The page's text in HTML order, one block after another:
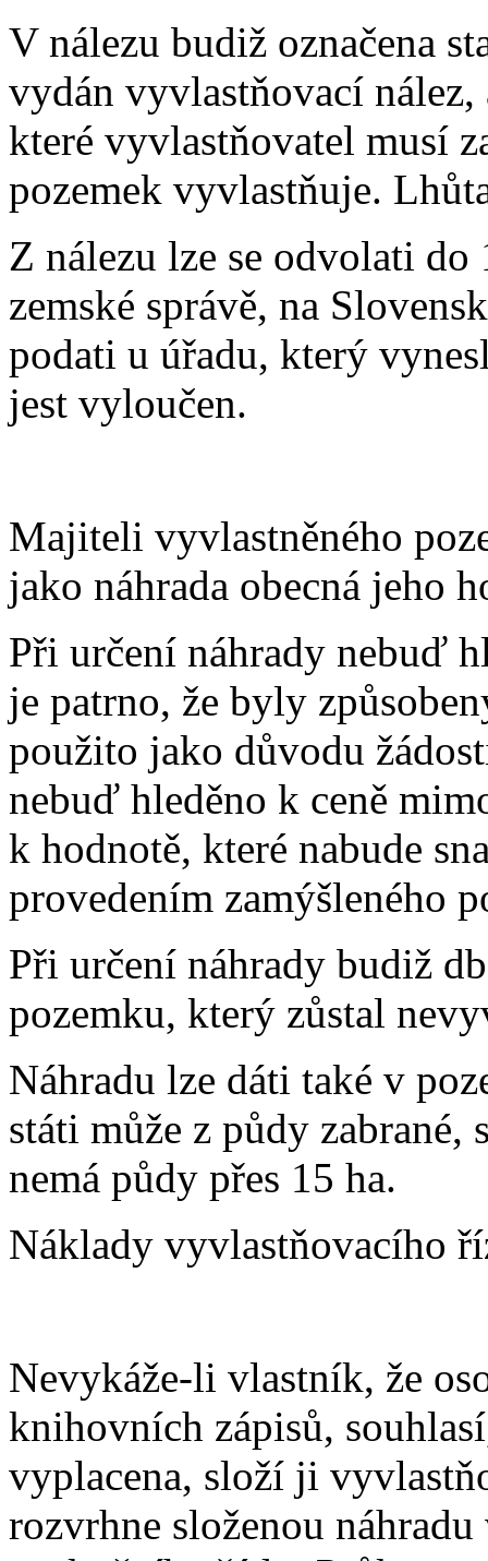
V nálezu budiž označena
vydán vyvlastňovací nález,
které vyvlastňovatel musí
pozemek vyvlastňuje.
Z nálezu lze se odvolati
zemské správě, na
podati u úřadu, který
jest vyloučen.
Majiteli vyvlastněného
jako náhrada obecná jeho
Při určení náhrady nebuď
je patrno, že byly
použito jako důvodu
nebuď hleděno k ceně
k hodnotě, které nabude
provedením zamýšleného
Při určení náhrady budiž
pozemku, který zůstal
Náhradu lze dáti také v
státi může z půdy
nemá půdy přes 15 ha.
Náklady vyvlastňovacího
Nevykáže-li vlastník, že
knihovních zápisů,
vyplacena, složí ji
rozvrhne složenou